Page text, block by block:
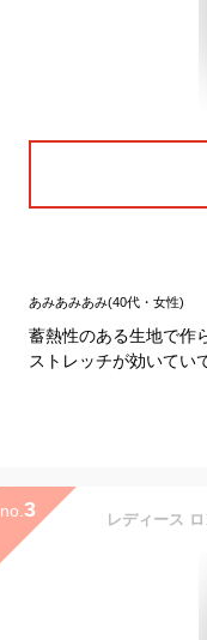
あみあみあみ(40代・女性)
蓄熱性のある生地で作
ストレッチが効いてい
no. 3